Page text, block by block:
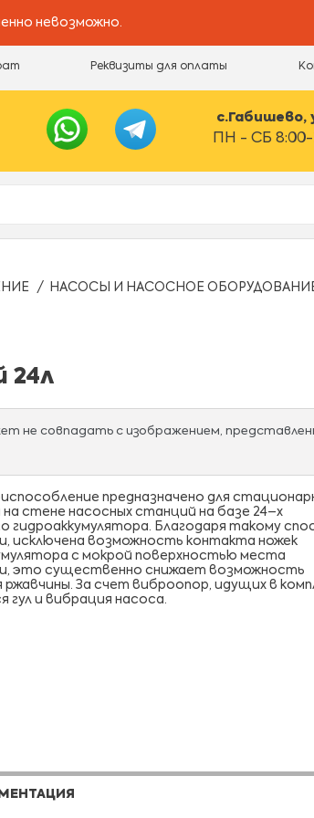
невозможно.
Реквизиты для оплаты
с.Габишево,
ПН - СБ 8:00-
НАСОСЫ И НАСОСНОЕ
24л
не совпадать с изображением,
предназначено для
на стене насосных станций на базе 24–х
гидроаккумулятора. Благодаря такому
исключена возможность контакта ножек
с мокрой поверхностью места
это существенно снижает возможность
ржавчины. За счет виброопор, идущих в
гул и вибрация насоса.